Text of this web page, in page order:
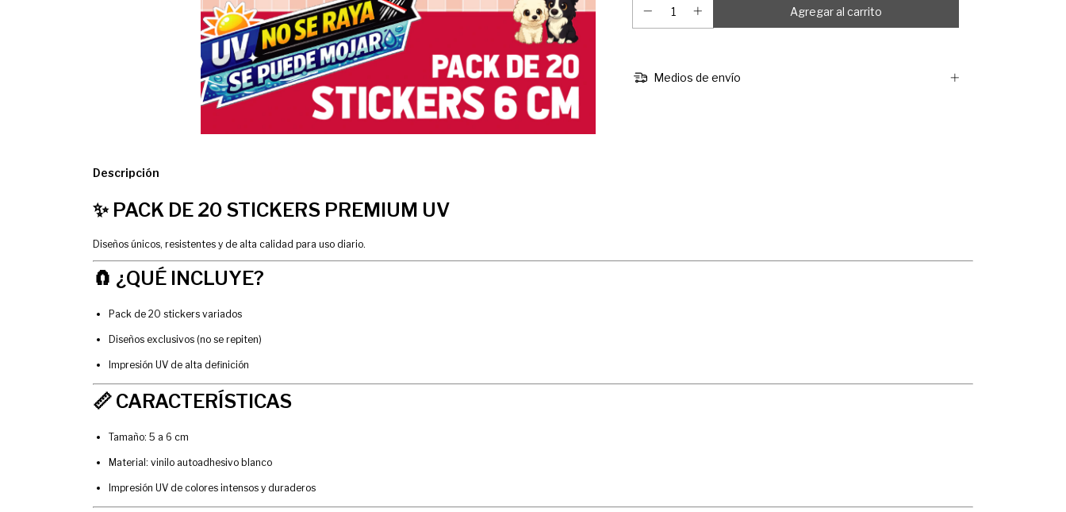
Medios de envío
Descripción
✨ PACK DE 20 STICKERS PREMIUM UV
Diseños únicos, resistentes y de alta calidad para uso diario.
🧲 ¿QUÉ INCLUYE?
Pack de 20 stickers variados
Diseños exclusivos (no se repiten)
Impresión UV de alta definición
📏 CARACTERÍSTICAS
Tamaño: 5 a 6 cm
Material: vinilo autoadhesivo blanco
Impresión UV de colores intensos y duraderos